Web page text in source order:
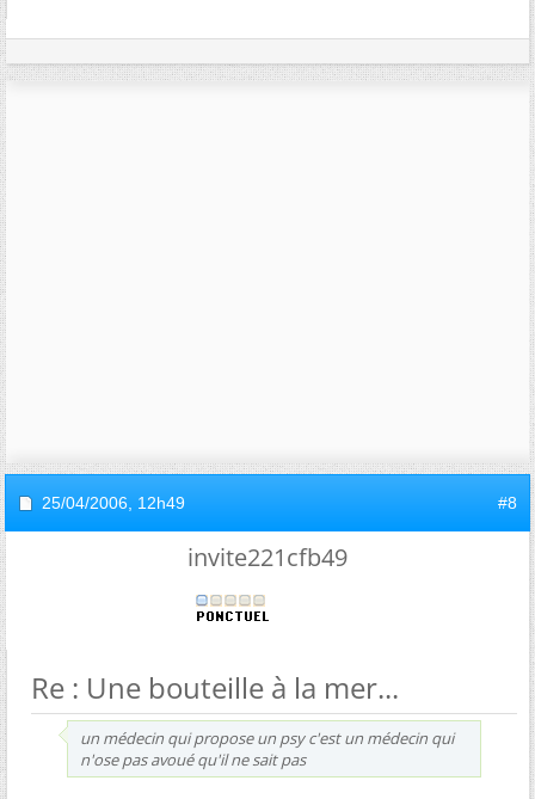
25/04/2006, 12h49 #8
invite221cfb49
Re : Une bouteille à la mer...
un médecin qui propose un psy c'est un médecin qui
n'ose pas avoué qu'il ne sait pas